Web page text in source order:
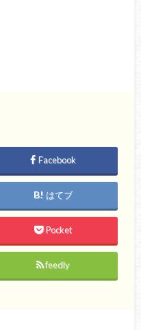
Facebook
はてブ
Pocket
feedly